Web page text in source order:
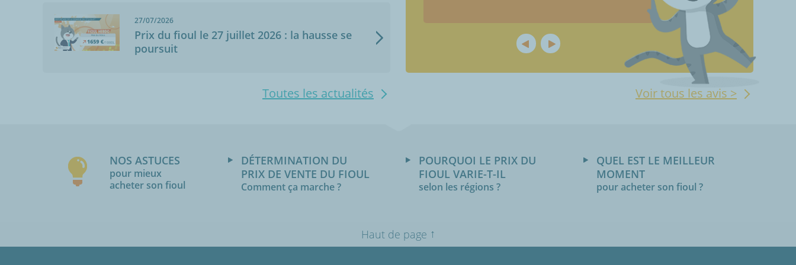
27/07/2026
Prix du fioul le 27 juillet 2026 : la hausse se
poursuit
Toutes les actualités Voir tous les avis >
NOS ASTUCES
pour mieux
acheter son fioul
DÉTERMINATION DU
PRIX DE VENTE DU FIOUL
Comment ça marche ?
POURQUOI LE PRIX DU
FIOUL VARIE-T-IL
selon les régions ?
QUEL EST LE MEILLEUR
MOMENT
pour acheter son fioul ?
Haut de page ↑